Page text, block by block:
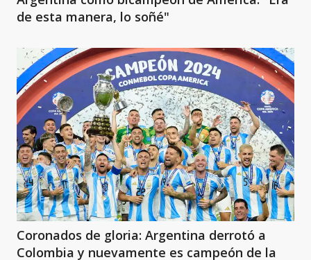
de esta manera, lo soñé"
Coronados de gloria: Argentina derrotó a
Colombia y nuevamente es campeón de la